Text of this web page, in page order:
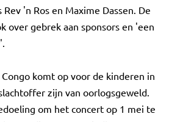
'n Ros en Maxime Dassen. De
over gebrek aan sponsors en 'een
komt op voor de kinderen in
zijn van oorlogsgeweld.
om het concert op 1 mei te